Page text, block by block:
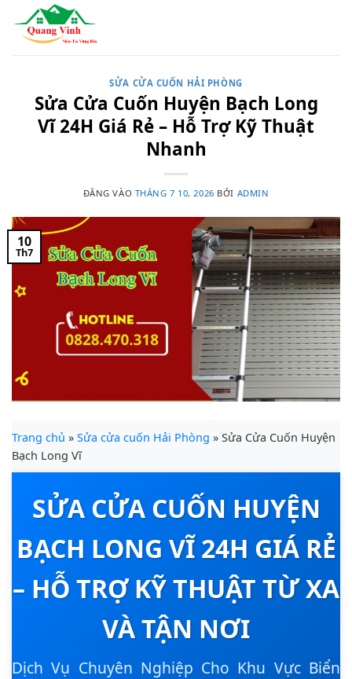
qua
SỬA CỬA CUỐN HẢI PHÒNG
Sửa Cửa Cuốn Huyện Bạch Long
Vĩ 24H Giá Rẻ – Hỗ Trợ Kỹ Thuật
Nhanh
ĐĂNG VÀO THÁNG 7 10, 2026 BỞI ADMIN
10
Th7
Trang chủ » Sửa cửa cuốn Hải Phòng » Sửa Cửa Cuốn Huyện
Bạch Long Vĩ
SỬA CỬA CUỐN HUYỆN
BẠCH LONG VĨ 24H GIÁ RẺ
– HỖ TRỢ KỸ THUẬT TỪ XA
VÀ TẬN NƠI
Dịch Vụ Chuyên Nghiệp Cho Khu Vực Biển